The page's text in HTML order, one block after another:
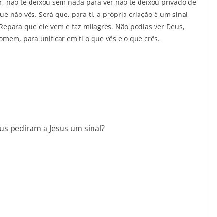
não te deixou sem nada para ver,não te deixou privado de
não vês. Será que, para ti, a própria criação é um sinal
que ele vem e faz milagres. Não podias ver Deus,
para unificar em ti o que vês e o que crês.
pediram a Jesus um sinal?